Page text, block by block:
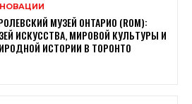
МУЗЕЙ ОНТАРИО (ROM):
ИСКУССТВА, МИРОВОЙ КУЛЬТУРЫ И
ИСТОРИИ В ТОРОНТО